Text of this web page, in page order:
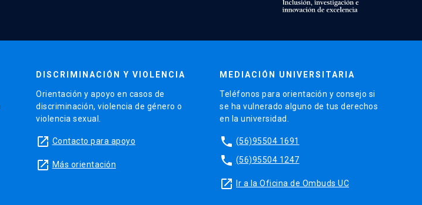
DISCRIMINACIÓN Y VIOLENCIA
Orientación y apoyo en casos de
discriminación, violencia de género o
violencia sexual.
launch Contacto para apoyo
launch Más orientación
MEDIACIÓN UNIVERSITARIA
Teléfonos para orientación y consejo si
se ha vulnerado alguno de tus derechos
en la universidad.
phone (56)95504 1691
phone (56)95504 1247
launch Ir a la Oficina de Ombuds UC